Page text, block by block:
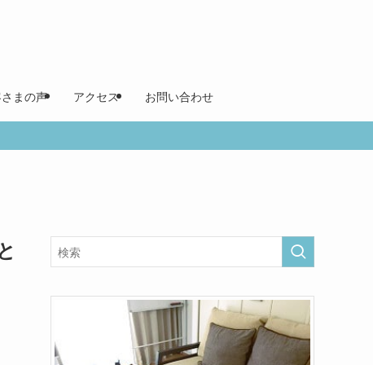
まの声 アクセス お問い合わせ